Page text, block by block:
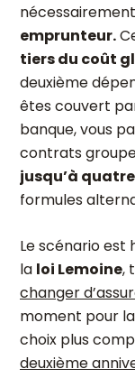
emprunteur.
tiers du coût
deuxième
êtes couvert
banque, vous
contrats
jusqu’à
formules
Le scénario est
la loi Lemoine,
changer
moment pour
choix plus
deuxième